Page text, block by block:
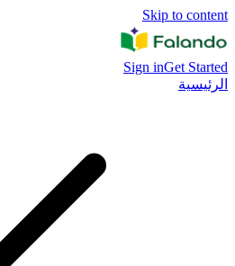
Skip to content
Sign inGet Started
الرئيسية